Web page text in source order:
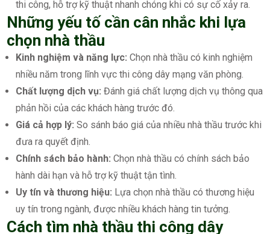
thi công, hỗ trợ kỹ thuật nhanh chóng khi có sự cố xảy ra.
Những yếu tố cần cân nhắc khi lựa
chọn nhà thầu
Kinh nghiệm và năng lực: Chọn nhà thầu có kinh nghiệm
nhiều năm trong lĩnh vực thi công dây mạng văn phòng.
Chất lượng dịch vụ: Đánh giá chất lượng dịch vụ thông qua
phản hồi của các khách hàng trước đó.
Giá cả hợp lý: So sánh báo giá của nhiều nhà thầu trước khi
đưa ra quyết định.
Chính sách bảo hành: Chọn nhà thầu có chính sách bảo
hành dài hạn và hỗ trợ kỹ thuật tận tình.
Uy tín và thương hiệu: Lựa chọn nhà thầu có thương hiệu
uy tín trong ngành, được nhiều khách hàng tin tưởng.
Cách tìm nhà thầu thi công dây